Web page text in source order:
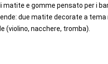
e gomme pensato per i
due matite decorate a
(violino, nacchere, tromba).